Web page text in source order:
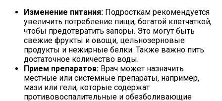
Изменение питания: Подросткам рекомендуется
увеличить потребление пищи, богатой клетчаткой,
чтобы предотвратить запоры. Это могут быть
свежие фрукты и овощи, цельнозерновые
продукты и нежирные белки. Также важно пить
достаточное количество воды.
Прием препаратов: Врач может назначить
местные или системные препараты, например,
мази или гели, которые содержат
противовоспалительные и обезболивающие